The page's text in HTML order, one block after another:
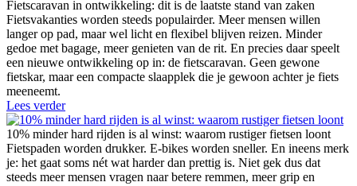
Fietscaravan in ontwikkeling: dit is de laatste stand van zaken
Fietsvakanties worden steeds populairder. Meer mensen willen
langer op pad, maar wel licht en flexibel blijven reizen. Minder
gedoe met bagage, meer genieten van de rit. En precies daar speelt
een nieuwe ontwikkeling op in: de fietscaravan. Geen gewone
fietskar, maar een compacte slaapplek die je gewoon achter je fiets
meeneemt.
Lees verder
10% minder hard rijden is al winst: waarom rustiger fietsen loont
Fietspaden worden drukker. E-bikes worden sneller. En ineens merk
je: het gaat soms nét wat harder dan prettig is. Niet gek dus dat
steeds meer mensen vragen naar betere remmen, meer grip en